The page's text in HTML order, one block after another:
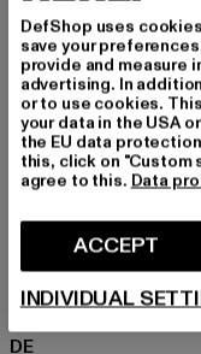
Stof: Grof rib
Cut: Casual
Merk: Urban Classics
Kategori: Kleding
Kleur: grau
Kleur fabrikant:
Art.Nr: TB5512-
Fabrikant: TB
Dr.-Robert-
DE
DefShop uses
save your
provide and measure
advertising. In
or to use cookies.
your data in the USA
the EU data
this, click on "Custom
agree to this. Data
ACCEPT
INDIVIDUAL